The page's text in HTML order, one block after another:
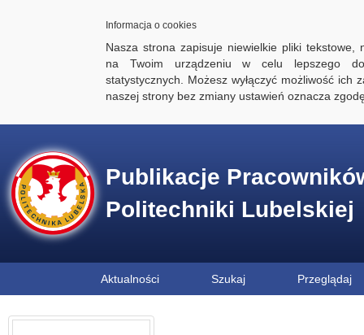
Informacja o cookies
Nasza strona zapisuje niewielkie pliki tekstowe,
na Twoim urządzeniu w celu lepszego
statystycznych. Możesz wyłączyć możliwość ich
naszej strony bez zmiany ustawień oznacza
Publikacje
Politechniki Lubelskiej
Aktualności Szukaj Przeglądaj